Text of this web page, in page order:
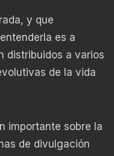
y que
es a
distribuidos a varios
de la vida
importante sobre la
de divulgación